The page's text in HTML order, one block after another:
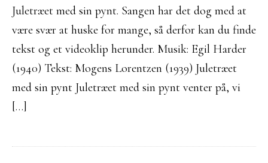
Juletræet med sin pynt. Sangen har det dog med at
være svær at huske for mange, så derfor kan du finde
tekst og et videoklip herunder. Musik: Egil Harder
(1940) Tekst: Mogens Lorentzen (1939) Juletræet
med sin pynt Juletræet med sin pynt venter på, vi
[…]